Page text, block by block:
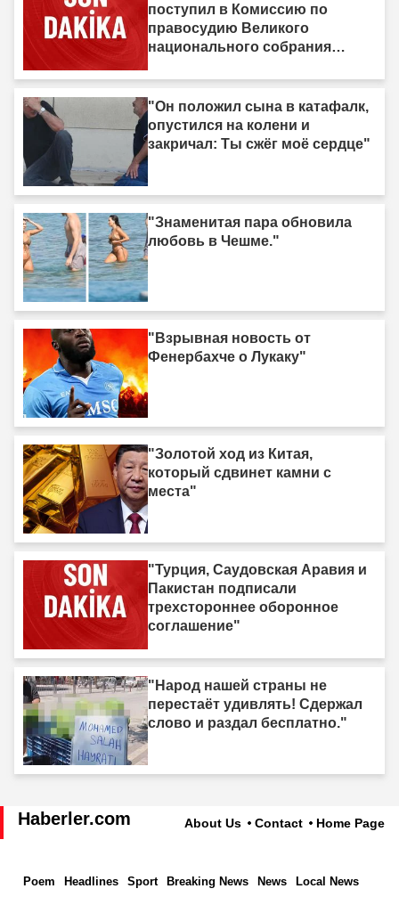
поступил в Комиссию по
правосудию Великого
национального собрания
"Он положил сына в катафалк,
опустился на колени и
закричал: Ты сжёг моё сердце"
"Знаменитая пара обновила
любовь в Чешме."
"Взрывная новость от
Фенербахче о Лукаку"
"Золотой ход из Китая,
который сдвинет камни с
места"
"Турция, Саудовская Аравия и
Пакистан подписали
трехстороннее оборонное
соглашение"
"Народ нашей страны не
перестаёт удивлять! Сдержал
слово и раздал бесплатно."
Haberler.com About Us Contact Home Page
Poem Headlines Sport Breaking News News Local News